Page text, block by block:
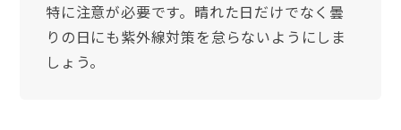
特に注意が必要です。晴れた日だけでなく曇
りの日にも紫外線対策を怠らないようにしま
しょう。